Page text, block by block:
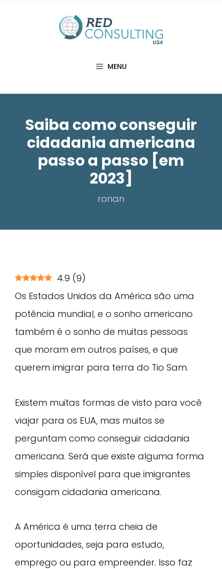
MENU
Saiba como conseguir
cidadania americana
passo a passo [em
2023]
ronan
4.9 (9)
Os Estados Unidos da América são uma
potência mundial, e o sonho americano
também é o sonho de muitas pessoas
que moram em outros países, e que
querem imigrar para terra do Tio Sam.
Existem muitas formas de visto para você
viajar para os EUA, mas muitos se
perguntam como conseguir cidadania
americana. Será que existe alguma forma
simples disponível para que imigrantes
consigam cidadania americana.
A América é uma terra cheia de
oportunidades, seja para estudo,
emprego ou para empreender. Isso faz